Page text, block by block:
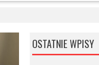
OSTATNIE WPISY